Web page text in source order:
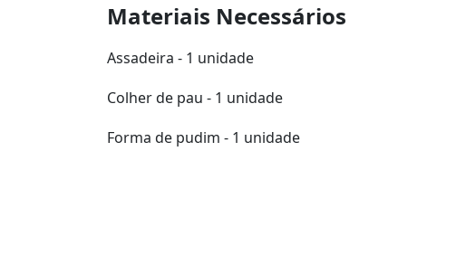
Materiais Necessários
Assadeira - 1 unidade
Colher de pau - 1 unidade
Forma de pudim - 1 unidade